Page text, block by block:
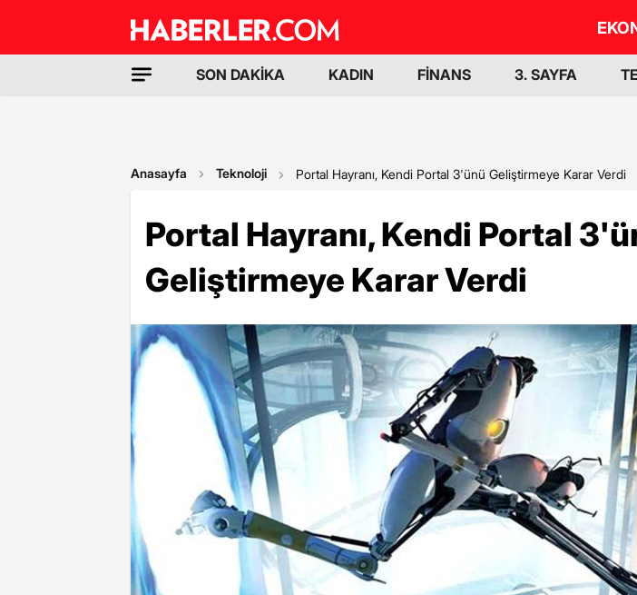
SON DAKİKA KADIN FİNANS 3. SAYFA
Anasayfa Teknoloji Portal Hayranı, Kendi Portal 3'ünü Geliştirmeye Karar Verdi
Portal Hayranı, Kendi Portal
Geliştirmeye Karar Verdi